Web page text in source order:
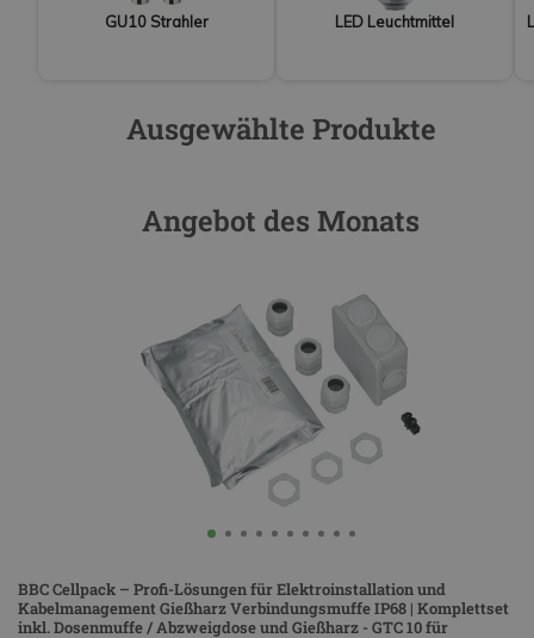
GU10 Strahler LED Leuchtmittel
Ausgewählte Produkte
Angebot des Monats
BBC Cellpack – Profi-Lösungen für Elektroinstallation und
Kabelmanagement Gießharz Verbindungsmuffe IP68 | Komplettset
inkl. Dosenmuffe / Abzweigdose und Gießharz - GTC 10 für